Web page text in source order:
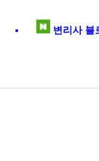
변리사 블